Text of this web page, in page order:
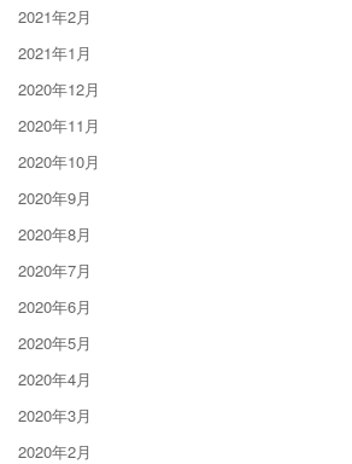
2021年2月
2021年1月
2020年12月
2020年11月
2020年10月
2020年9月
2020年8月
2020年7月
2020年6月
2020年5月
2020年4月
2020年3月
2020年2月